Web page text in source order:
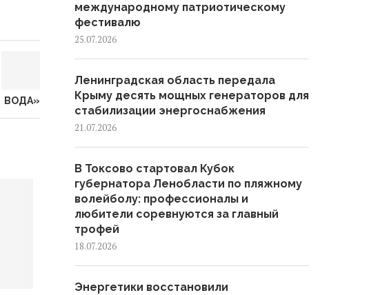
ВОДА»
международному патриотическому
фестивалю
25.07.2026
Ленинградская область передала
Крыму десять мощных генераторов для
стабилизации энергоснабжения
21.07.2026
В Токсово стартовал Кубок
губернатора Ленобласти по пляжному
волейболу: профессионалы и
любители соревнуются за главный
трофей
18.07.2026
Энергетики восстановили